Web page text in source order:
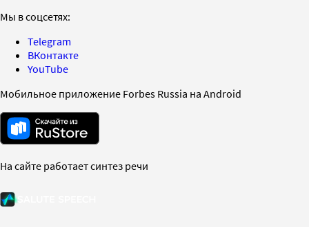
Мы в соцсетях:
Telegram
ВКонтакте
YouTube
Мобильное приложение Forbes Russia на Android
На сайте работает синтез речи